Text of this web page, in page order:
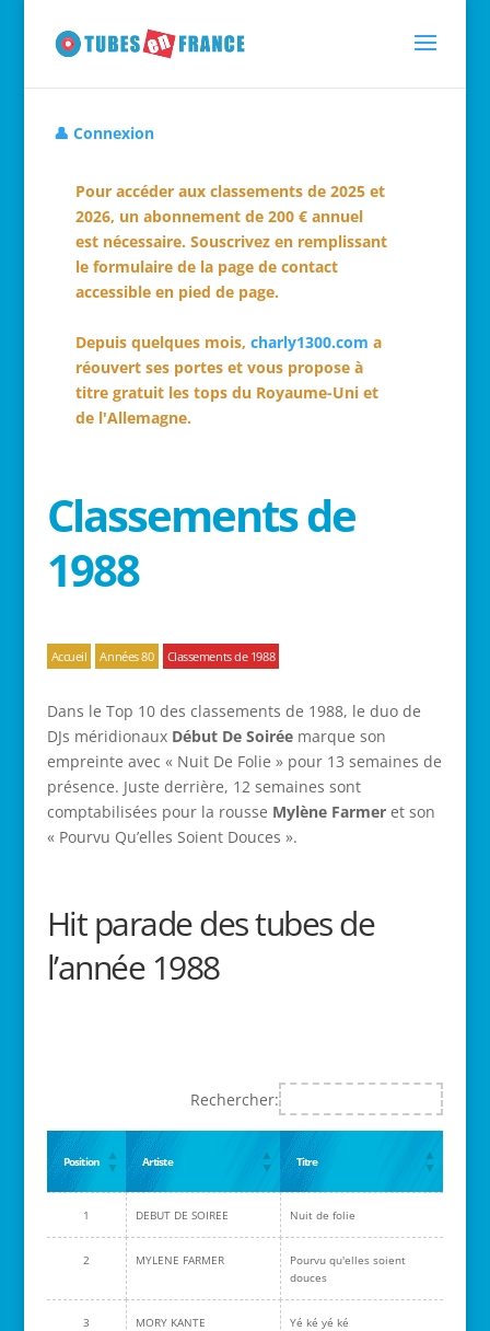
👤 Connexion
Pour accéder aux classements de 2025 et
2026, un abonnement de 200 € annuel
est nécessaire. Souscrivez en remplissant
le formulaire de la page de contact
accessible en pied de page.
Depuis quelques mois, charly1300.com a
réouvert ses portes et vous propose à
titre gratuit les tops du Royaume-Uni et
de l'Allemagne.
Classements de
1988
Accueil Années 80 Classements de 1988
Dans le Top 10 des classements de 1988, le duo de
DJs méridionaux Début De Soiréemarque son
empreinte avec « Nuit De Folie » pour 13 semaines de
présence. Juste derrière, 12 semaines sont
comptabilisées pour la rousse Mylène Farmeret son
« Pourvu Qu’elles Soient Douces ».
Hit parade des tubes de
l’année 1988
Rechercher:
Position Artiste Titre
1 DEBUT DE SOIREE Nuit de folie
2 MYLENE FARMER
Pourvu qu'elles soient
douces
3 MORY KANTE Yé ké yé ké